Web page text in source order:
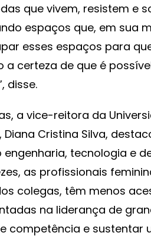
que vivem, resistem e
espaços que, em sua
esses espaços para
a certeza de que é
disse.
a vice-reitora da
Cristina Silva,
tecnologia e
as profissionais
colegas, têm menos
na liderança de
competência e sustentar